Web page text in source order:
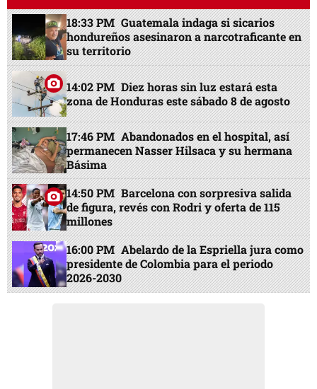
18:33 PM Guatemala indaga si sicarios
hondureños asesinaron a narcotraficante en
su territorio
14:02 PM Diez horas sin luz estará esta
zona de Honduras este sábado 8 de agosto
17:46 PM Abandonados en el hospital, así
permanecen Nasser Hilsaca y su hermana
Básima
14:50 PM Barcelona con sorpresiva salida
de figura, revés con Rodri y oferta de 115
millones
16:00 PM Abelardo de la Espriella jura como
presidente de Colombia para el periodo
2026-2030